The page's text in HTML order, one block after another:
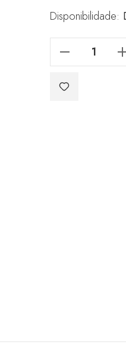
Disponibilidade:
Reduzir Quantidade De Elegance Aparador